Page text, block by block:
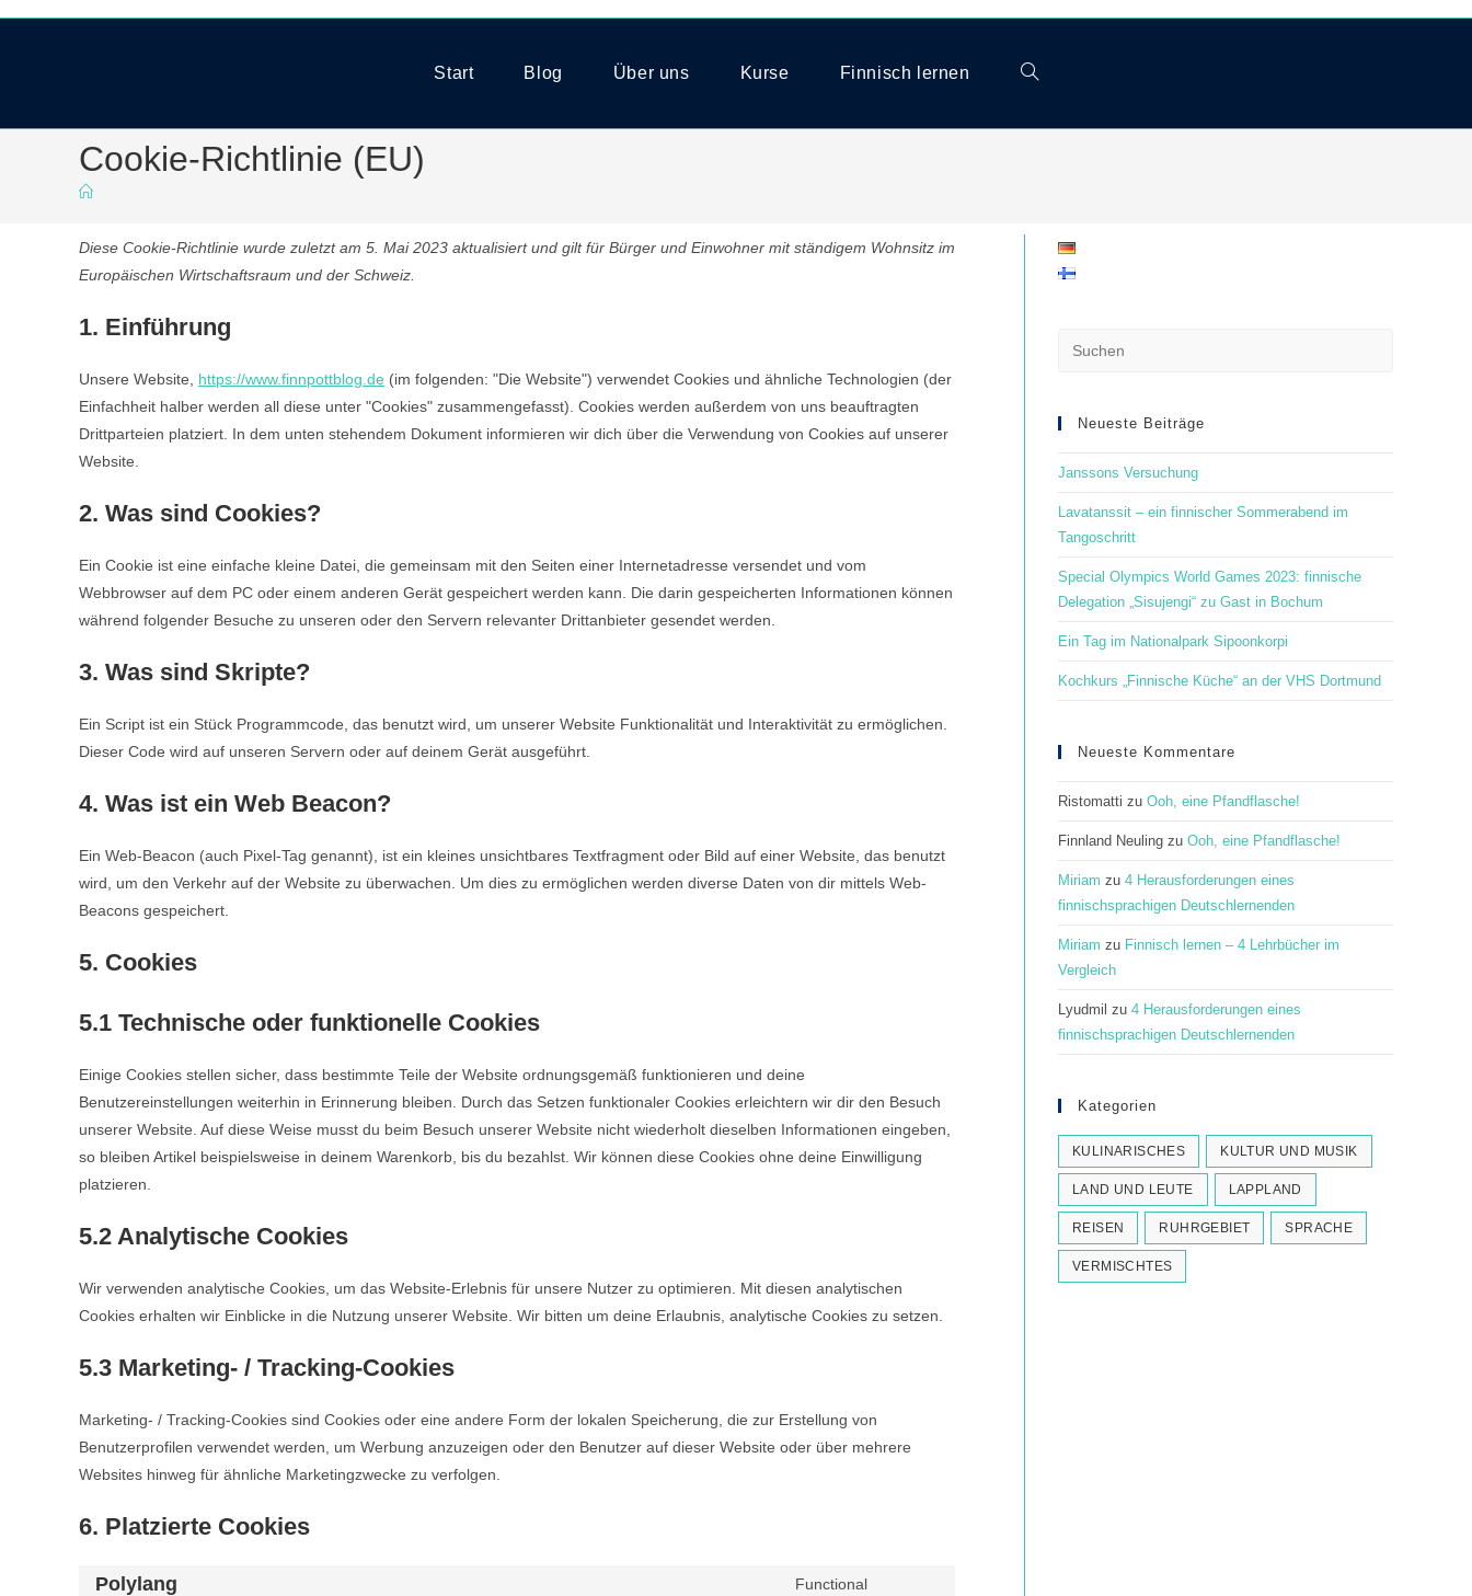
Start Blog Über uns Kurse Finnisch lernen Website-
Cookie-Richtlinie (EU)
Diese Cookie-Richtlinie wurde zuletzt am 5. Mai 2023 aktualisiert und gilt für Bürger und Einwohner mit ständigem Wohnsitz im
Europäischen Wirtschaftsraum und der Schweiz.
1. Einführung
Unsere Website, https://www.finnpottblog.de (im folgenden: "Die Website") verwendet Cookies und ähnliche Technologien (der
Einfachheit halber werden all diese unter "Cookies" zusammengefasst). Cookies werden außerdem von uns beauftragten
Drittparteien platziert. In dem unten stehendem Dokument informieren wir dich über die Verwendung von Cookies auf unserer
Website.
2. Was sind Cookies?
Ein Cookie ist eine einfache kleine Datei, die gemeinsam mit den Seiten einer Internetadresse versendet und vom
Webbrowser auf dem PC oder einem anderen Gerät gespeichert werden kann. Die darin gespeicherten Informationen können
während folgender Besuche zu unseren oder den Servern relevanter Drittanbieter gesendet werden.
3. Was sind Skripte?
Ein Script ist ein Stück Programmcode, das benutzt wird, um unserer Website Funktionalität und Interaktivität zu ermöglichen.
Dieser Code wird auf unseren Servern oder auf deinem Gerät ausgeführt.
4. Was ist ein Web Beacon?
Ein Web-Beacon (auch Pixel-Tag genannt), ist ein kleines unsichtbares Textfragment oder Bild auf einer Website, das benutzt
wird, um den Verkehr auf der Website zu überwachen. Um dies zu ermöglichen werden diverse Daten von dir mittels Web-
Beacons gespeichert.
5. Cookies
5.1 Technische oder funktionelle Cookies
Einige Cookies stellen sicher, dass bestimmte Teile der Website ordnungsgemäß funktionieren und deine
Benutzereinstellungen weiterhin in Erinnerung bleiben. Durch das Setzen funktionaler Cookies erleichtern wir dir den Besuch
unserer Website. Auf diese Weise musst du beim Besuch unserer Website nicht wiederholt dieselben Informationen eingeben,
so bleiben Artikel beispielsweise in deinem Warenkorb, bis du bezahlst. Wir können diese Cookies ohne deine Einwilligung
platzieren.
5.2 Analytische Cookies
Wir verwenden analytische Cookies, um das Website-Erlebnis für unsere Nutzer zu optimieren. Mit diesen analytischen
Cookies erhalten wir Einblicke in die Nutzung unserer Website. Wir bitten um deine Erlaubnis, analytische Cookies zu setzen.
5.3 Marketing- / Tracking-Cookies
Marketing- / Tracking-Cookies sind Cookies oder eine andere Form der lokalen Speicherung, die zur Erstellung von
Benutzerprofilen verwendet werden, um Werbung anzuzeigen oder den Benutzer auf dieser Website oder über mehrere
Websites hinweg für ähnliche Marketingzwecke zu verfolgen.
6. Platzierte Cookies
Polylang Functional
Neueste Beiträge
Janssons Versuchung
Lavatanssit – ein finnischer Sommerabend im
Tangoschritt
Special Olympics World Games 2023: finnische
Delegation „Sisujengi“ zu Gast in Bochum
Ein Tag im Nationalpark Sipoonkorpi
Kochkurs „Finnische Küche“ an der VHS Dortmund
Neueste Kommentare
Ristomatti zu Ooh, eine Pfandflasche!
Finnland Neuling zu Ooh, eine Pfandflasche!
Miriam zu 4 Herausforderungen eines
finnischsprachigen Deutschlernenden
Miriam zu Finnisch lernen – 4 Lehrbücher im
Vergleich
Lyudmil zu 4 Herausforderungen eines
finnischsprachigen Deutschlernenden
Kategorien
KULINARISCHES KULTUR UND MUSIK
LAND UND LEUTE LAPPLAND
REISEN RUHRGEBIET SPRACHE
VERMISCHTES